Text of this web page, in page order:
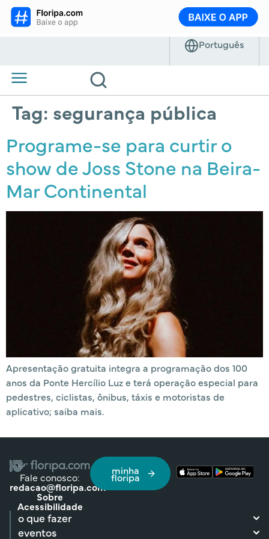
Tag: segurança pública
Programe-se para curtir o
show de Joss Stone na Beira-
Mar Continental
Apresentação gratuita integra a programação dos 100
anos da Ponte Hercílio Luz e terá operação especial para
pedestres, ciclistas, ônibus, táxis e motoristas de
aplicativo; saiba mais.
Fale conosco:
redacao@floripa.com
Sobre
Acessibilidade
minha
floripa
o que fazer
eventos